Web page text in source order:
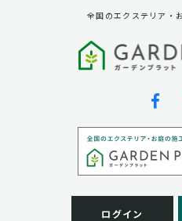
第三者への提供
弊社は法律で定められてい
個人情報の取扱い業務
弊社は事業運営上、お客様
るために業務の一部を外部
客様には、貴殿の個人情報
全国のエクステリア・
ログイン